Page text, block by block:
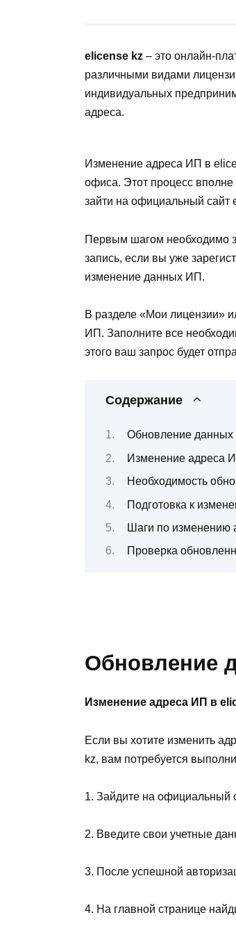
elicense kz – это онлайн-
различными видами
индивидуальных
адреса.
Изменение адреса ИП в
офиса. Этот процесс
зайти на официальный сайт
Первым шагом необходимо
запись, если вы уже
изменение данных ИП.
В разделе «Мои лицензии»
ИП. Заполните все
этого ваш запрос будет
Содержание
Обновление
Изменение адреса
Необходимость
Подготовка к
Шаги по изменению
Проверка
Обновление
Изменение адреса ИП в
Если вы хотите изменить
kz, вам потребуется
1. Зайдите на официальный
2. Введите свои учетные
3. После успешной
4. На главной странице